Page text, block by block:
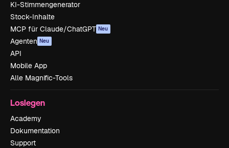
KI-Stimmengenerator
Stock-Inhalte
MCP für Claude/ChatGPT Neu
Agenten Neu
API
Mobile App
Alle Magnific-Tools
Loslegen
Academy
Dokumentation
Support